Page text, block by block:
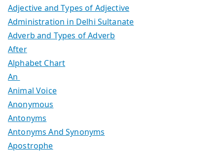
Adjective and Types of Adjective
Administration in Delhi Sultanate
Adverb and Types of Adverb
After
Alphabet Chart
An
Animal Voice
Anonymous
Antonyms
Antonyms And Synonyms
Apostrophe